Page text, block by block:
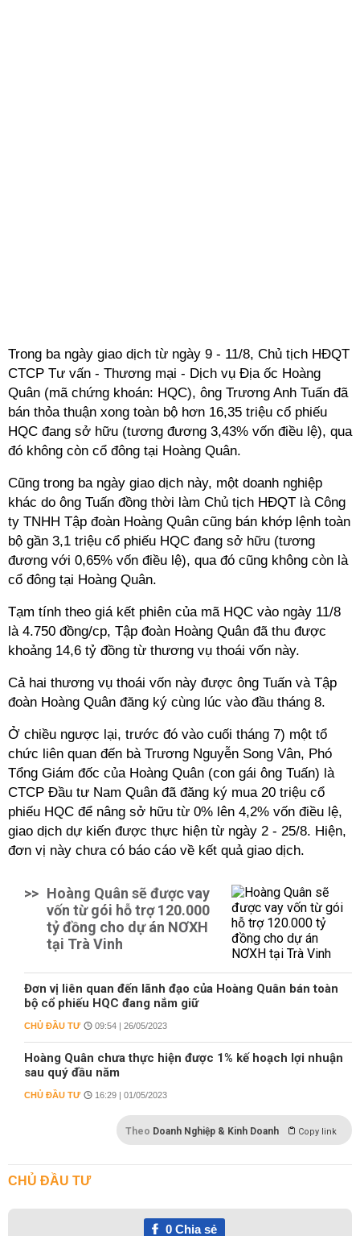
Trong ba ngày giao dịch từ ngày 9 - 11/8, Chủ tịch HĐQT
CTCP Tư vấn - Thương mại - Dịch vụ Địa ốc Hoàng
Quân (mã chứng khoán: HQC), ông Trương Anh Tuấn đã
bán thỏa thuận xong toàn bộ hơn 16,35 triệu cổ phiếu
HQC đang sở hữu (tương đương 3,43% vốn điều lệ), qua
đó không còn cổ đông tại Hoàng Quân.
Cũng trong ba ngày giao dịch này, một doanh nghiệp
khác do ông Tuấn đồng thời làm Chủ tịch HĐQT là Công
ty TNHH Tập đoàn Hoàng Quân cũng bán khớp lệnh toàn
bộ gần 3,1 triệu cổ phiếu HQC đang sở hữu (tương
đương với 0,65% vốn điều lệ), qua đó cũng không còn là
cổ đông tại Hoàng Quân.
Tạm tính theo giá kết phiên của mã HQC vào ngày 11/8
là 4.750 đồng/cp, Tập đoàn Hoàng Quân đã thu được
khoảng 14,6 tỷ đồng từ thương vụ thoái vốn này.
Cả hai thương vụ thoái vốn này được ông Tuấn và Tập
đoàn Hoàng Quân đăng ký cùng lúc vào đầu tháng 8.
Ở chiều ngược lại, trước đó vào cuối tháng 7) một tổ
chức liên quan đến bà Trương Nguyễn Song Vân, Phó
Tổng Giám đốc của Hoàng Quân (con gái ông Tuấn) là
CTCP Đầu tư Nam Quân đã đăng ký mua 20 triệu cổ
phiếu HQC để nâng sở hữu từ 0% lên 4,2% vốn điều lệ,
giao dịch dự kiến được thực hiện từ ngày 2 - 25/8. Hiện,
đơn vị này chưa có báo cáo về kết quả giao dịch.
>> Hoàng Quân sẽ được vay
vốn từ gói hỗ trợ 120.000
tỷ đồng cho dự án NƠXH
tại Trà Vinh
Đơn vị liên quan đến lãnh đạo của Hoàng Quân bán toàn
bộ cổ phiếu HQC đang nắm giữ
CHỦ ĐẦU TƯ 09:54 | 26/05/2023
Hoàng Quân chưa thực hiện được 1% kế hoạch lợi nhuận
sau quý đầu năm
CHỦ ĐẦU TƯ 16:29 | 01/05/2023
Theo Doanh Nghiệp & Kinh Doanh Copy link
CHỦ ĐẦU TƯ
0Chia sẻ